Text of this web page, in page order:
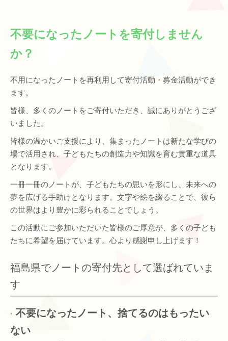
不要になったノートを寄付しません
か？
不用になったノートを再利用して寄付活動・募金活動ができ
ます。
皆様、多くのノートをご寄付いただき、誠にありがとうござ
いました。
皆様の温かいご支援により、集まったノートは新たな学びの
場で活用され、子どもたちの創造力や知識を育む貴重な道具
となります。
一冊一冊のノートが、子どもたちの思いを形にし、未来への
夢を広げる手助けとなります。文字や絵を綴ることで、彼ら
の世界はより豊かに彩られることでしょう。
この活動にご参加いただいた皆様のご厚意が、多くの子ども
たちに希望を届けています。心より感謝申し上げます！
福島県でノートの寄付先として選ばれていま
す
不要になったノート、捨てるのはもったい
ない